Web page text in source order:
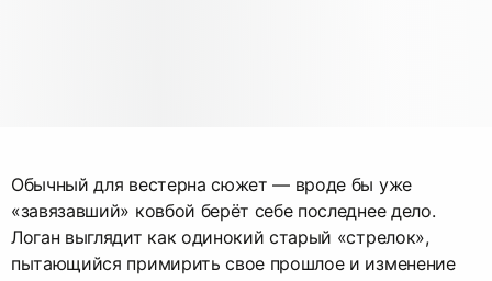
Обычный для вестерна сюжет — вроде бы уже
«завязавший» ковбой берёт себе последнее дело.
Логан выглядит как одинокий старый «стрелок»,
пытающийся примирить свое прошлое и изменение